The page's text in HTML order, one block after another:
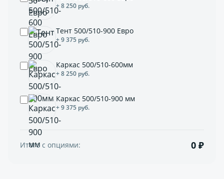
+ 8 250 руб.
Тент 500/510-900 Евро
+ 9 375 руб.
Каркас 500/510-600мм
+ 8 250 руб.
Каркас 500/510-900 мм
+ 9 375 руб.
Итого с опциями: 0 ₽